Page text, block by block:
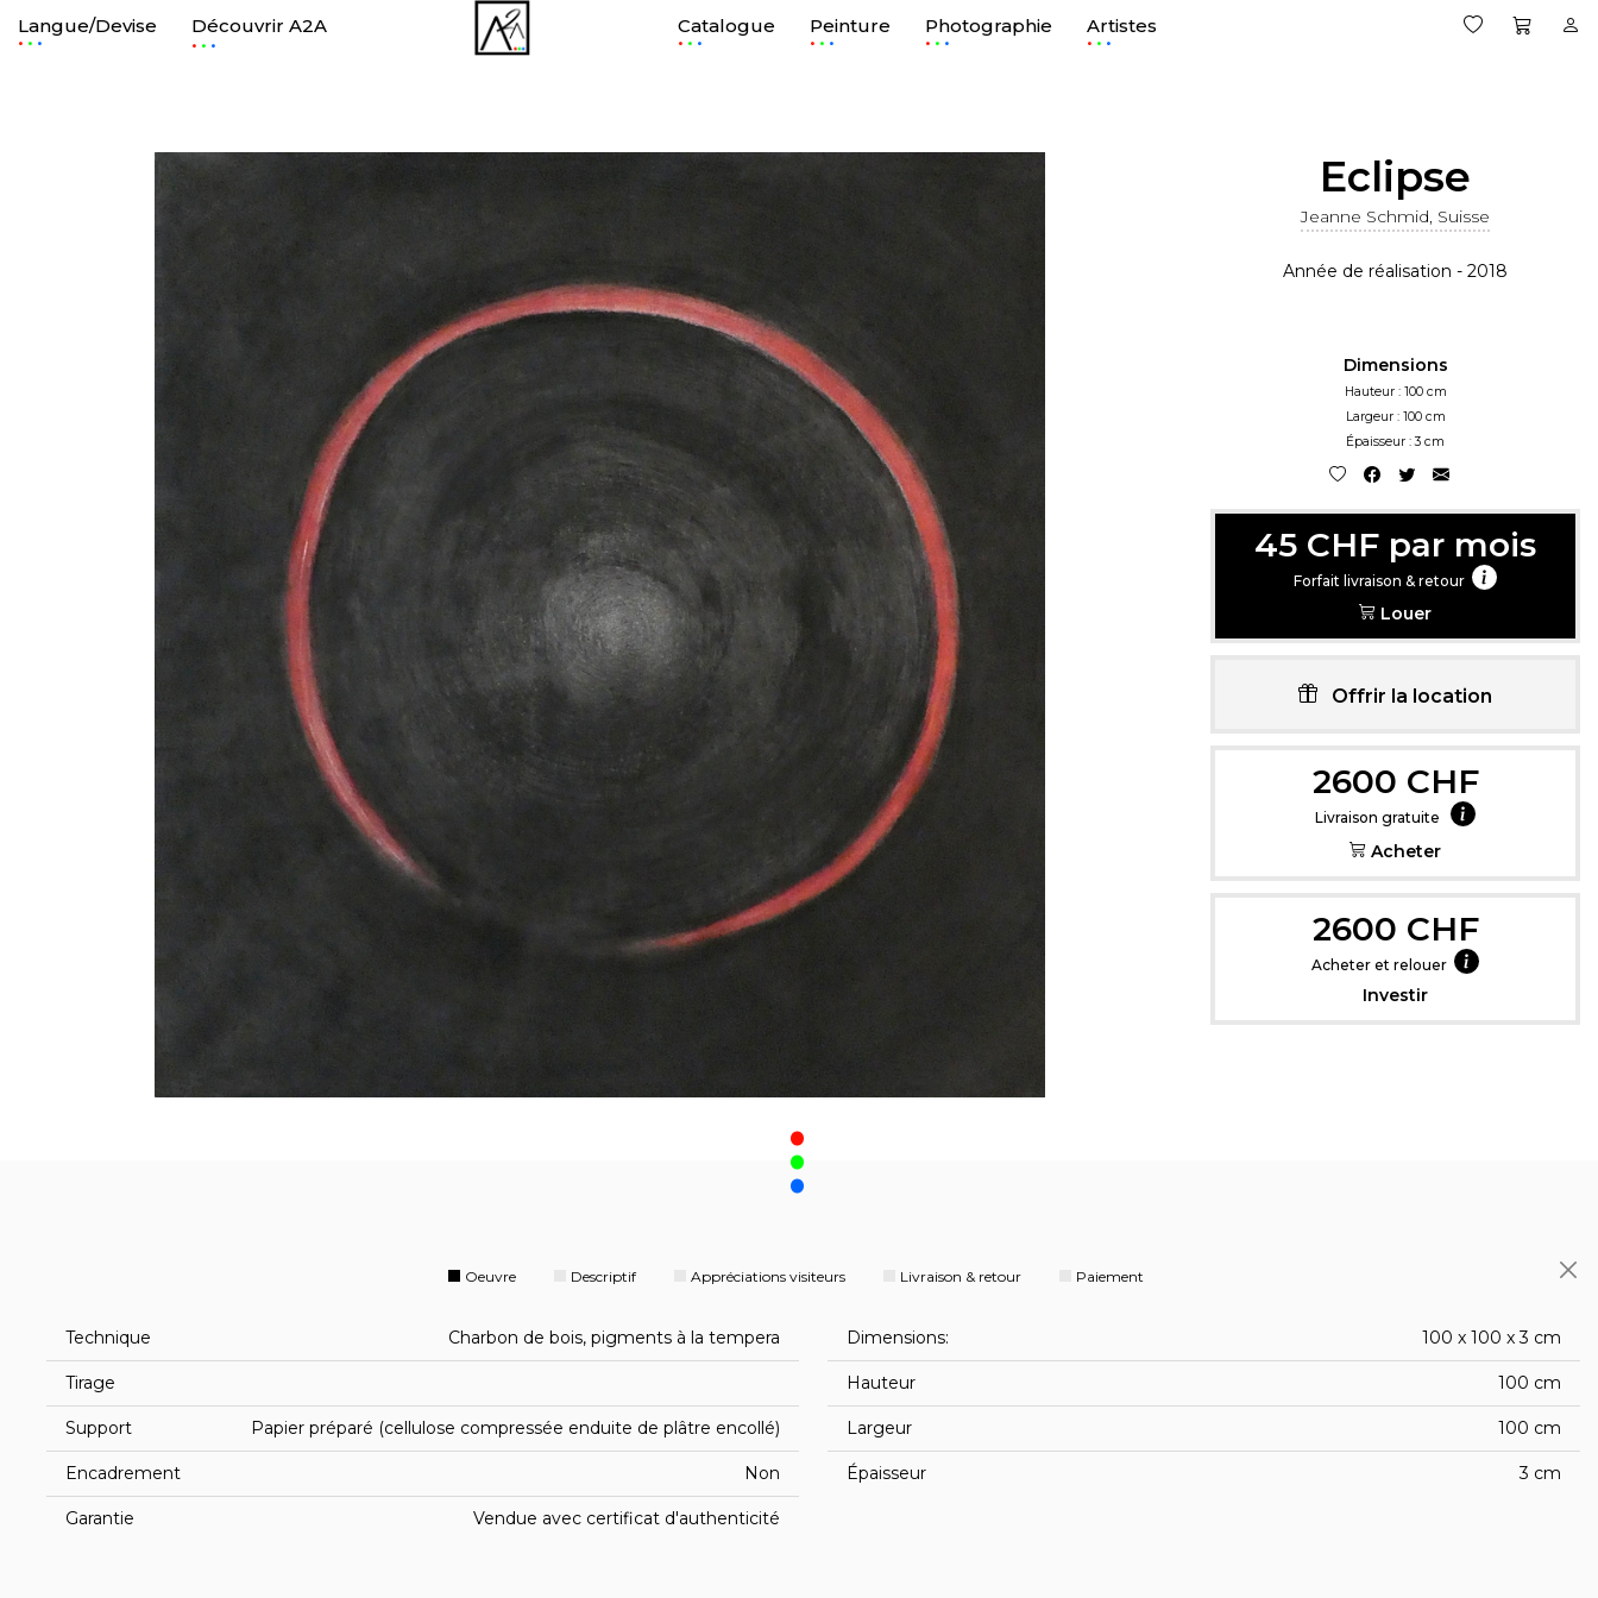
Langue/Devise
. Découvrir A2A
. Catalogue
. Peinture
. Photographie
. Artistes
.
Eclipse
Jeanne Schmid, Suisse
Année de réalisation - 2018
Dimensions
Hauteur : 100 cm
Largeur : 100 cm
Épaisseur : 3 cm
45 CHF par mois
Forfait livraison & retour
Louer
Offrir la location
2600 CHF
Livraison gratuite
Acheter
2600 CHF
Acheter et relouer
Investir
.
Oeuvre Descriptif Appréciations visiteurs Livraison & retour Paiement
Technique Charbon de bois, pigments à la tempera
Tirage
Support Papier préparé (cellulose compressée enduite de plâtre encollé)
Encadrement Non
Garantie Vendue avec certificat d'authenticité
Dimensions: 100 x 100 x 3 cm
Hauteur 100 cm
Largeur 100 cm
Épaisseur 3 cm